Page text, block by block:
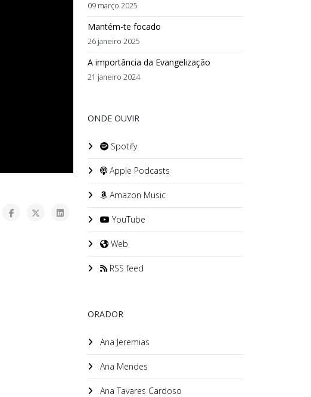
09 março 2025
Mantém-te focado
26 janeiro 2025
A importância da Evangelização
21 janeiro 2024
ONDE OUVIR
Spotify
Apple Podcasts
Amazon Music
YouTube
Web
RSS feed
ORADOR
Ana Jeremias
Ana Mendes
Ana Tavares Cardoso